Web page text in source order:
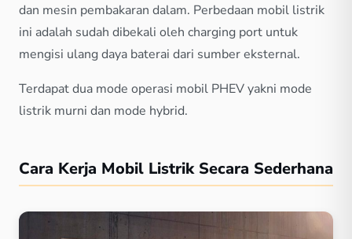
dan mesin pembakaran dalam. Perbedaan mobil listrik
ini adalah sudah dibekali oleh charging port untuk
mengisi ulang daya baterai dari sumber eksternal.
Terdapat dua mode operasi mobil PHEV yakni mode
listrik murni dan mode hybrid.
Cara Kerja Mobil Listrik Secara Sederhana